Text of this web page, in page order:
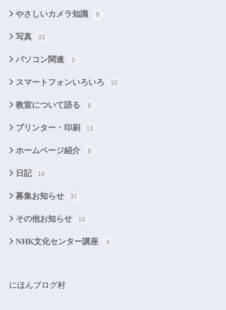
やさしいカメラ知識 9
写真 33
パソコン関連 5
スマートフォンいろいろ 10
教室について語る 6
プリンター・印刷 13
ホームページ紹介 8
日記 18
募集お知らせ 37
その他お知らせ 10
NHK文化センター講座 4
にほんブログ村